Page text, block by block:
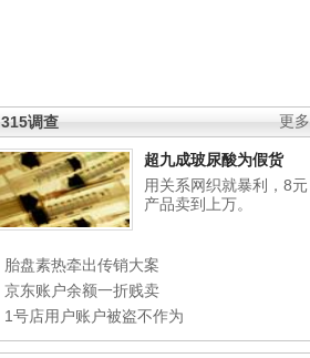
更多
315调查
超九成玻尿酸为假货
用关系网织就暴利，8元
产品卖到上万。
胎盘素热牵出传销大案
京东账户余额一折贱卖
1号店用户账户被盗不作为